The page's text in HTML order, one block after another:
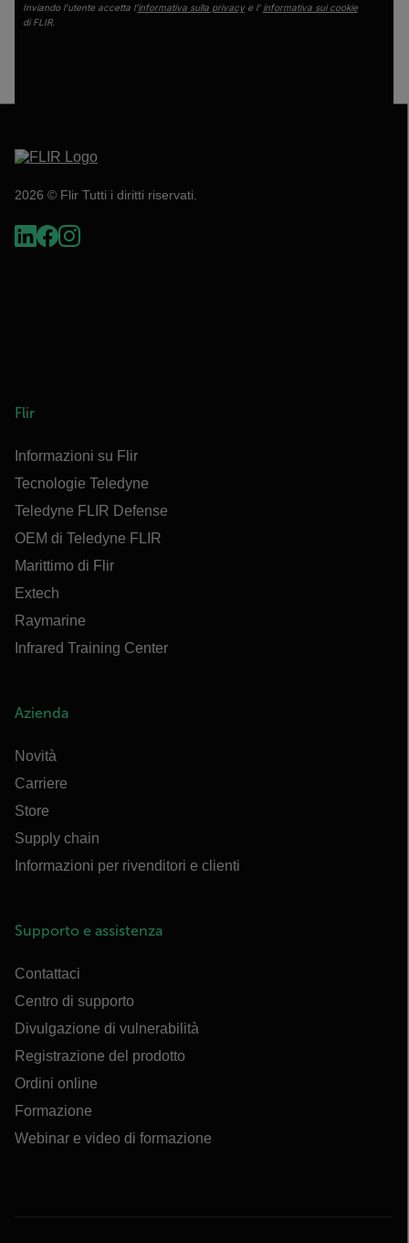
Inviando l’utente accetta l’informativa sulla privacye l’ informativa sui cookie
di FLIR.
2026 © Flir Tutti i diritti riservati.
Flir
Informazioni su Flir
Tecnologie Teledyne
Teledyne FLIR Defense
OEM di Teledyne FLIR
Marittimo di Flir
Extech
Raymarine
Infrared Training Center
Azienda
Novità
Carriere
Store
Supply chain
Informazioni per rivenditori e clienti
Supporto e assistenza
Contattaci
Centro di supporto
Divulgazione di vulnerabilità
Registrazione del prodotto
Ordini online
Formazione
Webinar e video di formazione